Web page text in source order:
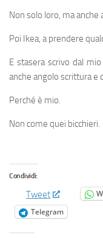
Non solo loro, ma anche
Poi Ikea, a prendere
E stasera scrivo dal
anche angolo scrittura e
Perché è mio.
Non come quei bicchieri.
Condividi:
Tweet
Telegram